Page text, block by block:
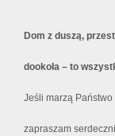
Dom z duszą,
dookoła – to
Jeśli marzą Państwo
zapraszam